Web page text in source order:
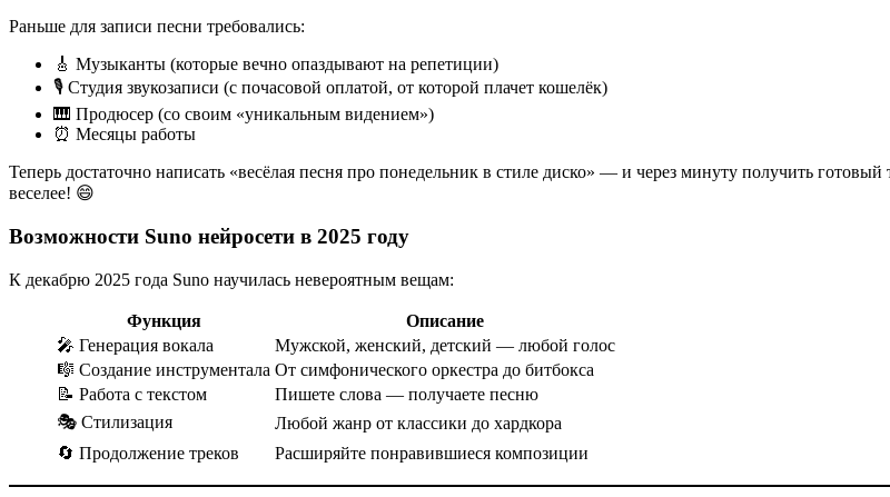
Раньше для записи песни требовались:
🎸 Музыканты (которые вечно опаздывают на репетиции)
🎙️ Студия звукозаписи (с почасовой оплатой, от которой плачет кошелёк)
🎹 Продюсер (со своим «уникальным видением»)
⏰ Месяцы работы
Теперь достаточно написать «весёлая песня про понедельник в стиле диско» — и через минуту получить
веселее! 😄
Возможности Suno нейросети в 2025 году
К декабрю 2025 года Suno научилась невероятным вещам:
Функция
Описание
🎤 Генерация вокала
Мужской, женский, детский — любой голос
🎼 Создание инструментала От симфонического оркестра до битбокса
📝 Работа с текстом
Пишете слова — получаете песню
🎭 Стилизация
Любой жанр от классики до хардкора
🔄 Продолжение треков
Расширяйте понравившиеся композиции